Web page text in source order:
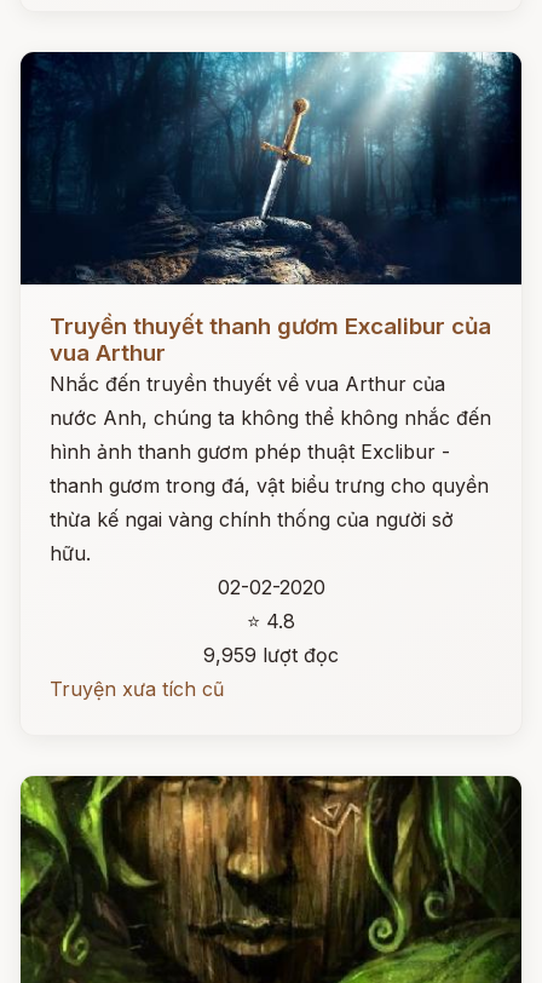
Đọc ngay
Truyền thuyết thanh gươm Excalibur của
vua Arthur
Nhắc đến truyền thuyết về vua Arthur của
nước Anh, chúng ta không thể không nhắc đến
hình ảnh thanh gươm phép thuật Exclibur -
thanh gươm trong đá, vật biểu trưng cho quyền
thừa kế ngai vàng chính thống của người sở
hữu.
02-02-2020
⭐ 4.8
9,959 lượt đọc
Truyện xưa tích cũ